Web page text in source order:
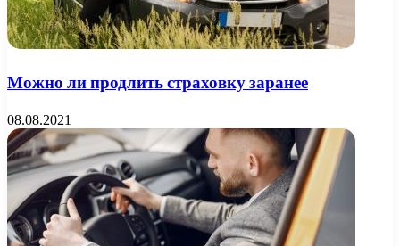
Можно ли продлить страховку заранее
08.08.2021